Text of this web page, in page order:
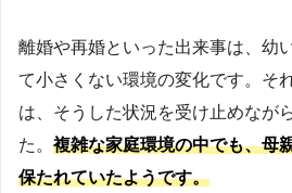
離婚や再婚といった出来事は、幼
て小さくない環境の変化です。そ
は、そうした状況を受け止めなが
た。 複雑な家庭環境の中でも、母
保たれていたようです。